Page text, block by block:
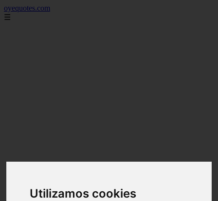
Utilizamos cookies
oyequotes.com
☰